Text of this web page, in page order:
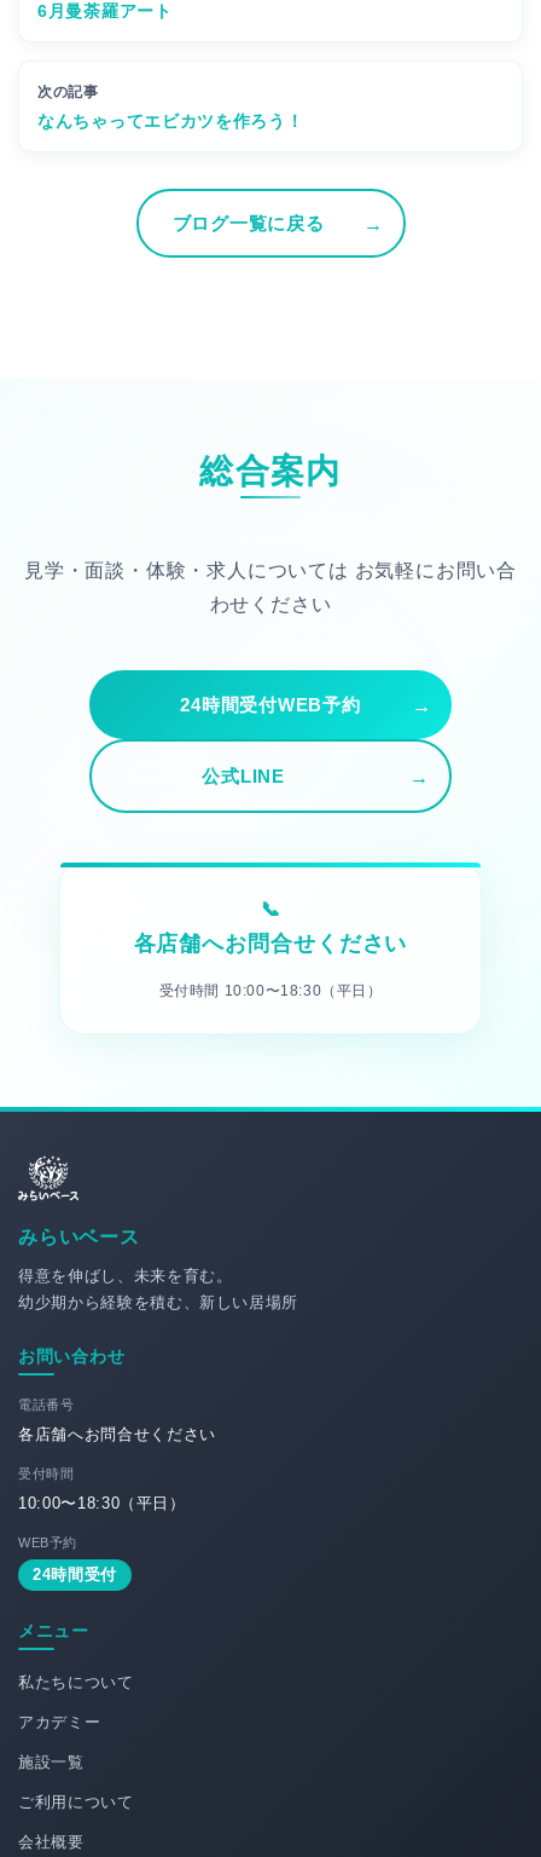
6月曼荼羅アート
次の記事
なんちゃってエビカツを作ろう！
ブログ一覧に戻る
総合案内
見学・面談・体験・求人については お気軽にお問い合
わせください
24時間受付WEB予約
公式LINE
各店舗へお問合せください
受付時間 10:00〜18:30（平日）
みらいベース
得意を伸ばし、未来を育む。
幼少期から経験を積む、新しい居場所
お問い合わせ
電話番号
各店舗へお問合せください
受付時間
10:00〜18:30（平日）
WEB予約
24時間受付
メニュー
私たちについて
アカデミー
施設一覧
ご利用について
会社概要